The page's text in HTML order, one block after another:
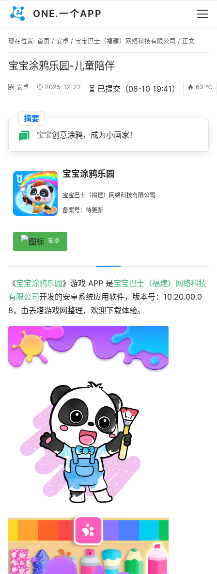
ONE.一个APP
现在位置: 首页 / 安卓 / 宝宝巴士（福建）网络科技有限公司 / 正文
宝宝涂鸦乐园-儿童陪伴
安卓 2025-12-22 ⏳ 已提交（08-10 19:41） 63 ℃
摘要
宝宝创意涂鸦，成为小画家！
宝宝涂鸦乐园
宝宝巴士（福建）网络科技有限公司
备案号：待更新
安卓
《宝宝涂鸦乐园》游戏 APP 是宝宝巴士（福建）网络科技
有限公司开发的安卓系统应用软件，版本号：10.20.00.0
8，由丢塔游戏网整理，欢迎下载体验。